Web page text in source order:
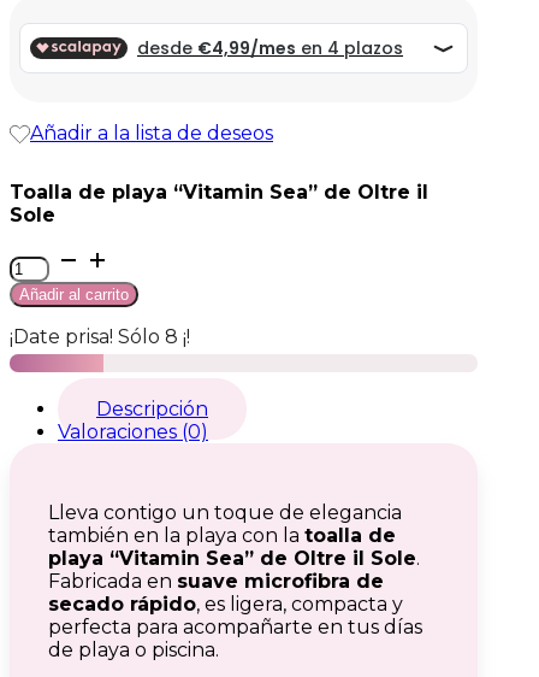
era:
19,99 €.
es:
19,99 €.
Añadir a la lista de deseos
Toalla de playa “Vitamin Sea” de Oltre il
Sole
Telo
Mare
cantidad
Añadir al carrito
¡Date prisa! Sólo 8 ¡!
Descripción
Valoraciones (0)
Lleva contigo un toque de elegancia
también en la playa con la toalla de
playa “Vitamin Sea” de Oltre il Sole.
Fabricada en suave microfibra de
secado rápido, es ligera, compacta y
perfecta para acompañarte en tus días
de playa o piscina.